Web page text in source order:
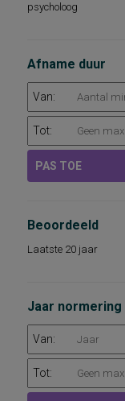
psycholoog
Afname duur
Van:
Tot:
PAS TOE
Beoordeeld
Laatste 20 jaar
Jaar normering
Van:
Tot: